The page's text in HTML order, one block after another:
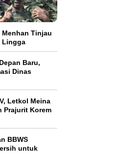
Menhan Tinjau
Lingga
Baru,
Dinas
Letkol Meina
Prajurit Korem
BBWS
untuk